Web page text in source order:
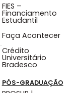
FIES –
Financiamento
Estudantil
Faça Acontecer
Crédito
Universitário
Bradesco
PÓS-GRADUAÇÃO